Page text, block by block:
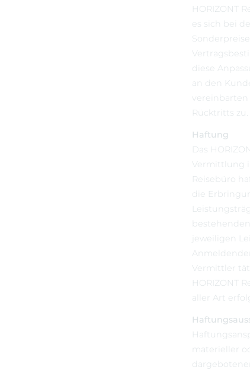
HORIZONT
es sich bei
diese
an den
Rücktritts
Haftung
Das
Vermittlung
Reisebüro
die
jeweiligen
Vermittler
HORIZONT
aller Art
materieller